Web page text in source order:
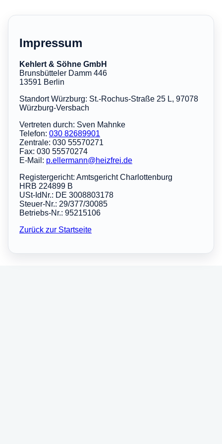
Impressum
Kehlert & Söhne GmbH
Brunsbütteler Damm 446
13591 Berlin
Standort Würzburg: St.-Rochus-Straße 25 L, 97078
Würzburg-Versbach
Vertreten durch: Sven Mahnke
Telefon: 030 82689901
Zentrale: 030 55570271
Fax: 030 55570274
E-Mail: p.ellermann@heizfrei.de
Registergericht: Amtsgericht Charlottenburg
HRB 224899 B
USt-IdNr.: DE 3008803178
Steuer-Nr.: 29/377/30085
Betriebs-Nr.: 95215106
Zurück zur Startseite